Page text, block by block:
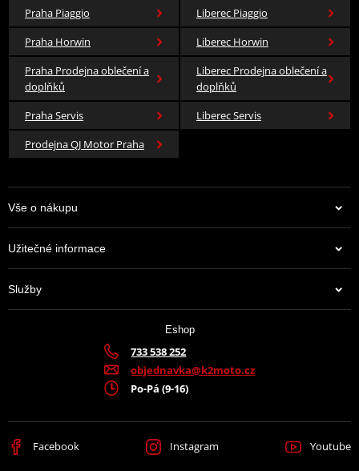
Praha Piaggio
Liberec Piaggio
Praha Horwin
Liberec Horwin
Praha Prodejna oblečení a
doplňků
Liberec Prodejna oblečení a
doplňků
Praha Servis
Liberec Servis
Prodejna QJ Motor Praha
Vše o nákupu
Užitečné informace
Služby
Eshop
733 538 252
objednavka@k2moto.cz
Po-Pá (9-16)
Facebook Instagram Youtube